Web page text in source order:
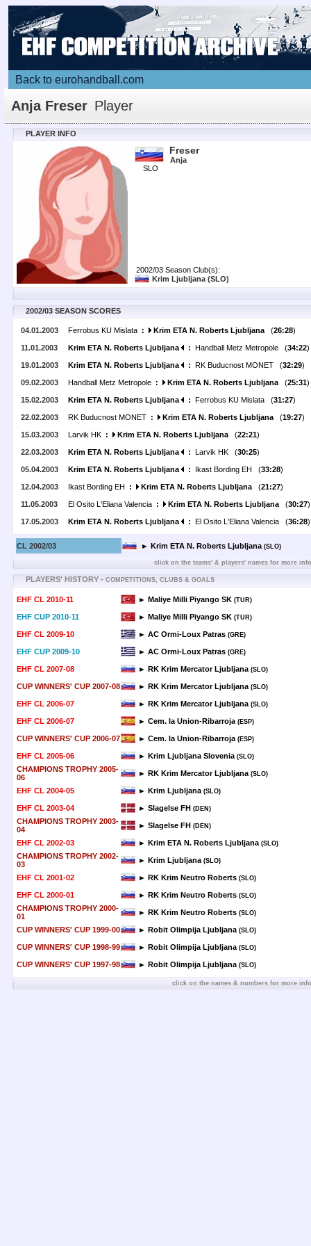
Back to eurohandball.com
Anja Freser Player
PLAYER INFO
SLO
Freser
Anja
2002/03 Season Club(s):
Krim Ljubljana (SLO)
2002/03 SEASON SCORES
04.01.2003 Ferrobus KU Mislata : Krim ETA N. Roberts Ljubljana (26:28)
11.01.2003 Krim ETA N. Roberts Ljubljana : Handball Metz Metropole (34:22)
19.01.2003 Krim ETA N. Roberts Ljubljana : RK Buducnost MONET (32:29)
09.02.2003 Handball Metz Metropole : Krim ETA N. Roberts Ljubljana (25:31)
15.02.2003 Krim ETA N. Roberts Ljubljana : Ferrobus KU Mislata (31:27)
22.02.2003 RK Buducnost MONET : Krim ETA N. Roberts Ljubljana (19:27)
15.03.2003 Larvik HK : Krim ETA N. Roberts Ljubljana (22:21)
22.03.2003 Krim ETA N. Roberts Ljubljana : Larvik HK (30:25)
05.04.2003 Krim ETA N. Roberts Ljubljana : Ikast Bording EH (33:28)
12.04.2003 Ikast Bording EH : Krim ETA N. Roberts Ljubljana (21:27)
11.05.2003 El Osito L'Eliana Valencia : Krim ETA N. Roberts Ljubljana (30:27)
17.05.2003 Krim ETA N. Roberts Ljubljana : El Osito L'Eliana Valencia (36:28)
CL 2002/03 ► Krim ETA N. Roberts Ljubljana(SLO)
click on the teams' & players' names for more
PLAYERS' HISTORY - COMPETITIONS, CLUBS & GOALS
EHF CL 2010-11 ► Maliye Milli Piyango SK (TUR)
EHF CUP 2010-11 ► Maliye Milli Piyango SK (TUR)
EHF CL 2009-10 ► AC Ormi-Loux Patras (GRE)
EHF CUP 2009-10 ► AC Ormi-Loux Patras (GRE)
EHF CL 2007-08 ► RK Krim Mercator Ljubljana(SLO)
CUP WINNERS' CUP 2007-08 ► RK Krim Mercator Ljubljana(SLO)
EHF CL 2006-07 ► RK Krim Mercator Ljubljana(SLO)
EHF CL 2006-07 ► Cem. la Union-Ribarroja(ESP)
CUP WINNERS' CUP 2006-07 ► Cem. la Union-Ribarroja(ESP)
EHF CL 2005-06 ► Krim Ljubljana Slovenia(SLO)
CHAMPIONS TROPHY 2005-
06
► RK Krim Mercator Ljubljana(SLO)
EHF CL 2004-05 ► Krim Ljubljana(SLO)
EHF CL 2003-04 ► Slagelse FH (DEN)
CHAMPIONS TROPHY 2003-
04
► Slagelse FH (DEN)
EHF CL 2002-03 ► Krim ETA N. Roberts Ljubljana(SLO)
CHAMPIONS TROPHY 2002-
03
► Krim Ljubljana(SLO)
EHF CL 2001-02 ► RK Krim Neutro Roberts (SLO)
EHF CL 2000-01 ► RK Krim Neutro Roberts (SLO)
CHAMPIONS TROPHY 2000-
01
► RK Krim Neutro Roberts (SLO)
CUP WINNERS' CUP 1999-00 ► Robit Olimpija Ljubljana(SLO)
CUP WINNERS' CUP 1998-99 ► Robit Olimpija Ljubljana(SLO)
CUP WINNERS' CUP 1997-98 ► Robit Olimpija Ljubljana(SLO)
click on the names & numbers for more